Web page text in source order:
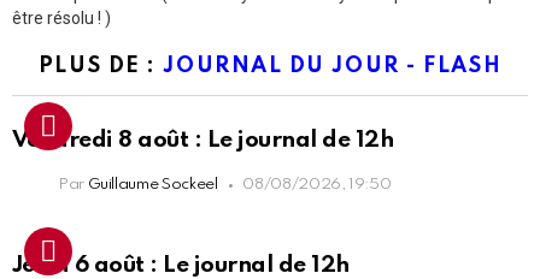
être résolu ! )
PLUS DE :JOURNAL DU JOUR - FLASH
Vendredi 8 août : Le journal de 12h
Par Guillaume Sockeel 08/08/2026, 19:50
Jeudi 6 août : Le journal de 12h